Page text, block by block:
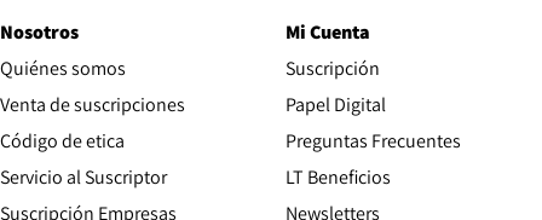
Nosotros
Quiénes somos
Venta de suscripciones
Código de etica Opens in new window
Servicio al Suscriptor
Suscripción Empresas
Mi Cuenta
Suscripción
Papel Digital
Preguntas Frecuentes
LT Beneficios
Newsletters